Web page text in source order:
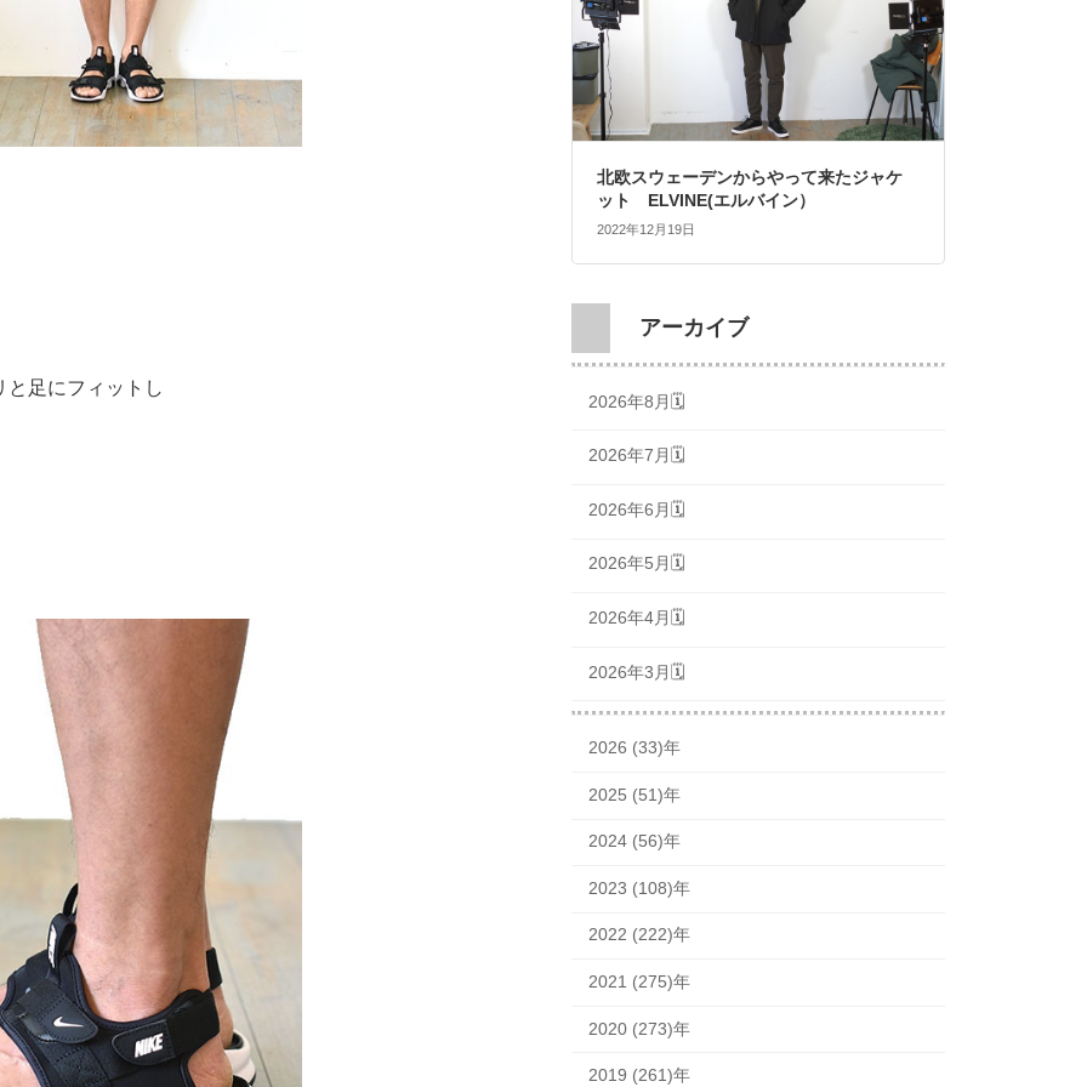
と足にフィットし
北欧スウェーデンからやって来たジャケ
ット ELVINE(エルバイン）
2022年12月19日
アーカイブ
2026年8月🗓
2026年7月🗓
2026年6月🗓
2026年5月🗓
2026年4月🗓
2026年3月🗓
2026 (33)年
2025 (51)年
2024 (56)年
2023 (108)年
2022 (222)年
2021 (275)年
2020 (273)年
2019 (261)年